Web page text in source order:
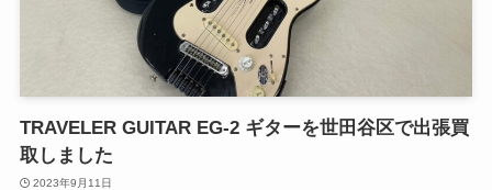
TRAVELER GUITAR EG-2 ギターを世田谷区で出張買
取しました
2023年9月11日